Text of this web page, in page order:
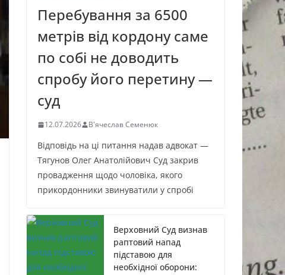
Перебування за 6500
метрів від кордону саме
по собі не доводить
спробу його перетину —
суд
12.07.2026 В'ячеслав Семенюк
Відповідь на ці питання надав адвокат —
Тягунов Олег Анатолійович Суд закрив
провадження щодо чоловіка, якого
прикордонники звинуватили у спробі
Верховний Суд визнав
раптовий напад
підставою для
необхідної оборони: